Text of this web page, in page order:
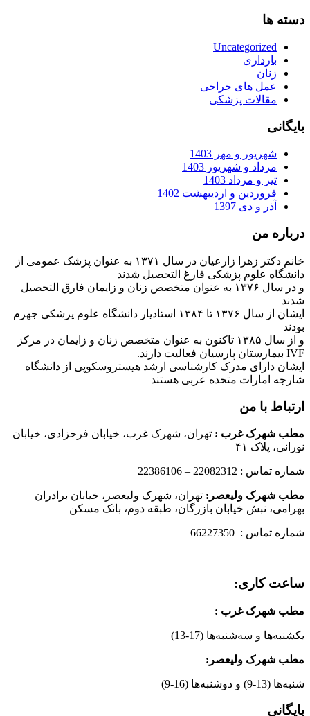
دسته ها
Uncategorized
بارداری
زنان
عمل های جراحی
مقالات پزشکی
بایگانی
شهریور و مهر 1403
مرداد و شهریور 1403
تیر و مرداد 1403
فروردین و اردیبهشت 1402
آذر و دی 1397
درباره من
خانم دکتر زهرا زارعیان در سال ۱۳۷۱ به عنوان پزشک عمومی از
دانشگاه علوم پزشکی فارغ التحصیل شدند
و در سال ۱۳۷۶ به عنوان متخصص زنان و زایمان فارق التحصیل
شدند
ایشان از سال ۱۳۷۶ تا ۱۳۸۴ استادیار دانشگاه علوم پزشکی جهرم
بودند
و از سال ۱۳۸۵ تاکنون به عنوان متخصص زنان و زایمان در مرکز
IVF بیمارستان پارسیان فعالیت دارند.
ایشان دارای مدرک کارشناسی ارشد هیستروسکوپی از دانشگاه
شارجه امارات متحده عربی هستند
ارتباط با من
مطب شهرک غرب : تهران، شهرک غرب، خیابان فرحزادی، خیابان
نورانی، پلاک ۴۱
شماره تماس : 22082312 – 22386106
مطب شهرک ولیعصر: تهران، شهرک ولیعصر، خیابان برادران
بهرامی، نبش خیابان بازرگان، طبقه دوم، بانک مسکن
شماره تماس : 66227350
ساعت کاری:
مطب شهرک غرب :
یکشنبه‌ها و سه‌شنبه‌ها (17-13)
مطب شهرک ولیعصر:
شنبه‌ها (13-9) و دوشنبه‌ها (16-9)
بایگانی